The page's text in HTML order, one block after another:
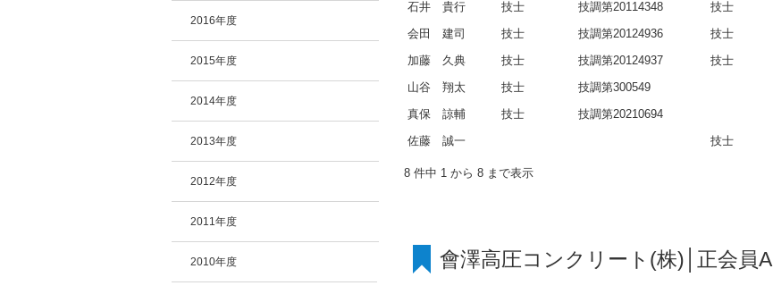
2016年度
2015年度
2014年度
2013年度
2012年度
2011年度
2010年度
石井 貴行 技士 技調第20114348 技士
会田 建司 技士 技調第20124936 技士
加藤 久典 技士 技調第20124937 技士
山谷 翔太 技士 技調第300549
真保 諒輔 技士 技調第20210694
佐藤 誠一 技士
8 件中 1 から 8 まで表示
會澤高圧コンクリート(株)│正会員A